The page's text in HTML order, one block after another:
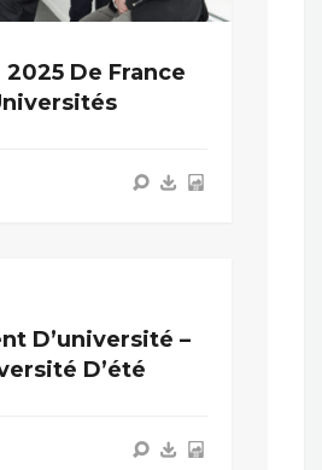
De France
D’université –
D’été